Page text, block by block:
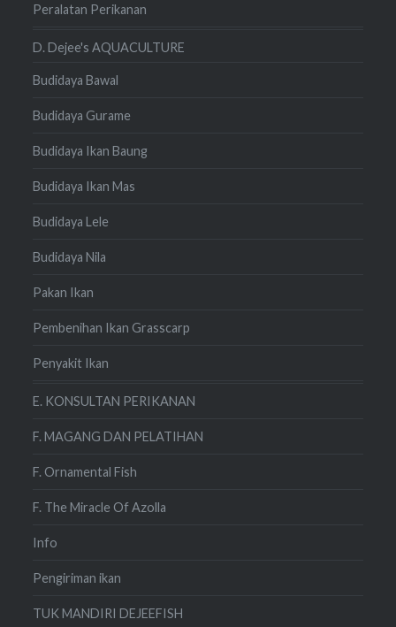
Peralatan Perikanan
D. Dejee's AQUACULTURE
Budidaya Bawal
Budidaya Gurame
Budidaya Ikan Baung
Budidaya Ikan Mas
Budidaya Lele
Budidaya Nila
Pakan Ikan
Pembenihan Ikan Grasscarp
Penyakit Ikan
E. KONSULTAN PERIKANAN
F. MAGANG DAN PELATIHAN
F. Ornamental Fish
F. The Miracle Of Azolla
Info
Pengiriman ikan
TUK MANDIRI DEJEEFISH